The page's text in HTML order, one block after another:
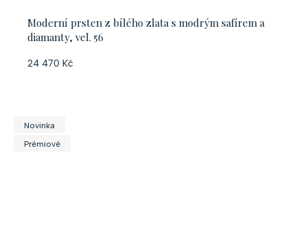
Moderní prsten z bílého zlata s modrým safírem a
diamanty, vel. 56
24 470 Kč
Novinka
Prémiové